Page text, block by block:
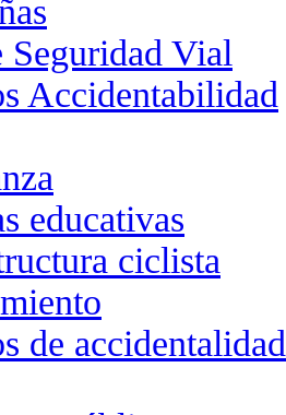
Seguridad Vial
Accidentabilidad
educativas
ciclista
de accidentalidad